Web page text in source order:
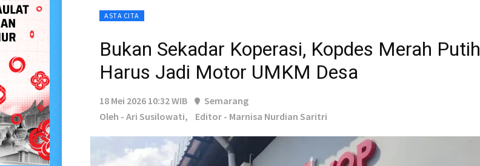
ASTA CITA
Bukan Sekadar Koperasi, Kopdes Merah Putih
Harus Jadi Motor UMKM Desa
18 Mei 2026 10:32 WIB
Semarang
Oleh - Ari Susilowati,
Editor - Marnisa Nurdian Saritri